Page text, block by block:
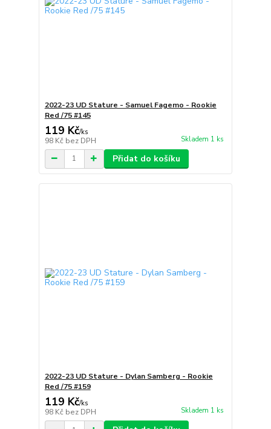
2022-23 UD Stature - Samuel Fagemo - Rookie
Red /75 #145
119 Kč/ks
98 Kč bez DPH Skladem 1 ks
Přidat do košíku
2022-23 UD Stature - Dylan Samberg - Rookie
Red /75 #159
119 Kč/ks
98 Kč bez DPH Skladem 1 ks